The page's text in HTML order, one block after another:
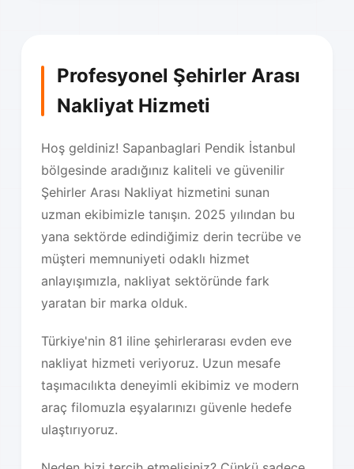
Profesyonel Şehirler Arası
Nakliyat Hizmeti
Hoş geldiniz! Sapanbaglari Pendik İstanbul
bölgesinde aradığınız kaliteli ve güvenilir
Şehirler Arası Nakliyat hizmetini sunan
uzman ekibimizle tanışın. 2025 yılından bu
yana sektörde edindiğimiz derin tecrübe ve
müşteri memnuniyeti odaklı hizmet
anlayışımızla, nakliyat sektöründe fark
yaratan bir marka olduk.
Türkiye'nin 81 iline şehirlerarası evden eve
nakliyat hizmeti veriyoruz. Uzun mesafe
taşımacılıkta deneyimli ekibimiz ve modern
araç filomuzla eşyalarınızı güvenle hedefe
ulaştırıyoruz.